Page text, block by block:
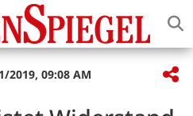
2019, 09:08 AM